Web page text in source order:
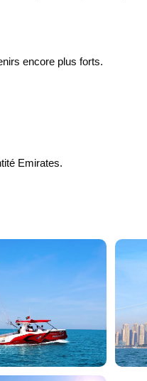
encore plus forts.
Emirates.